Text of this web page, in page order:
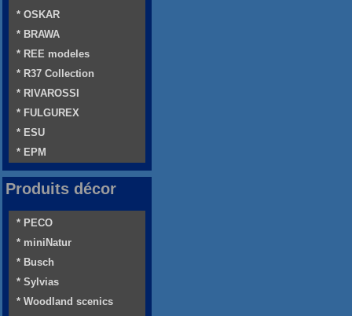
* OSKAR
* BRAWA
* REE modeles
* R37 Collection
* RIVAROSSI
* FULGUREX
* ESU
* EPM
Produits décor
* PECO
* miniNatur
* Busch
* Sylvias
* Woodland scenics